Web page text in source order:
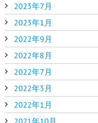
2023年7月
2023年1月
2022年9月
2022年8月
2022年7月
2022年3月
2022年1月
2021年10月